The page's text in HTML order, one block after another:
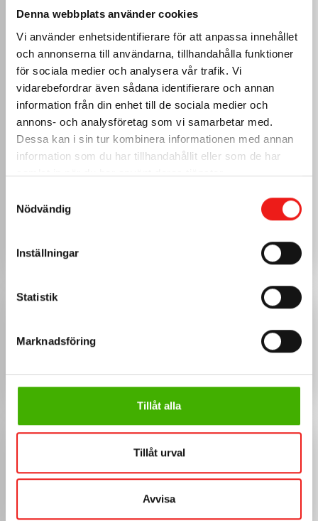
Denna webbplats använder cookies
Vi använder enhetsidentifierare för att anpassa innehållet
och annonserna till användarna, tillhandahålla funktioner
för sociala medier och analysera vår trafik. Vi
vidarebefordrar även sådana identifierare och annan
information från din enhet till de sociala medier och
annons- och analysföretag som vi samarbetar med.
Dessa kan i sin tur kombinera informationen med annan
information som du har tillhandahållit eller som de har
samlat in när du har använt deras tjänster.
Nödvändig
Inställningar
Statistik
Marknadsföring
Tillåt alla
Tillåt urval
Avvisa
0.6mm RAL 9010
Tegelröd
Mörkgrå
Magestic
0.6mm
Aluzink
0.6mm
Koppar
Omslag vänster
Omslag höger
BILDER